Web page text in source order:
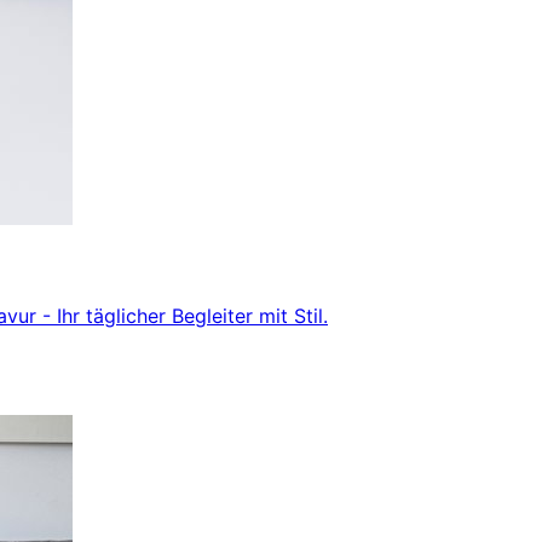
- Ihr täglicher Begleiter mit Stil.